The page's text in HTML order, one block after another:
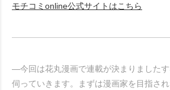
モチコミonline公式サイトはこちら
―今回は花丸漫画で連載が決まりました
伺っていきます。まずは漫画家を目指さ